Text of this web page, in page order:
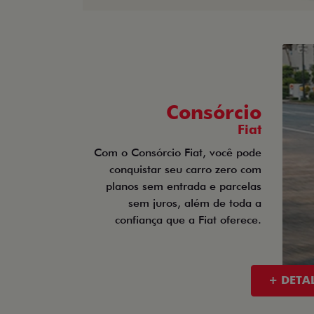
Consórcio
Fiat
Com o Consórcio Fiat, você pode
conquistar seu carro zero com
planos sem entrada e parcelas
sem juros, além de toda a
confiança que a Fiat oferece.
+